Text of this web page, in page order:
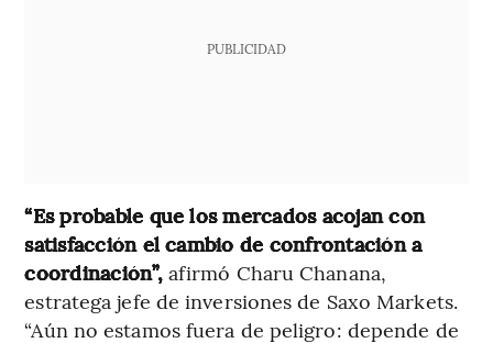
PUBLICIDAD
“Es probable que los mercados acojan con
satisfacción el cambio de confrontación a
coordinación”,afirmó Charu Chanana,
estratega jefe de inversiones de Saxo Markets.
“Aún no estamos fuera de peligro: depende de